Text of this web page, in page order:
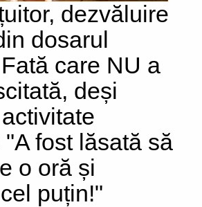
dezvăluire
dosarul
care NU a
deși
fost lăsată să
o oră și
puțin!"